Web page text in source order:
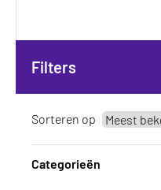
Filters
Sorteren op
Categorieën